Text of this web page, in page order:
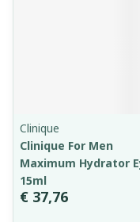
Clinique
Clinique For Men
Maximum Hydrator
15ml
€ 37,76